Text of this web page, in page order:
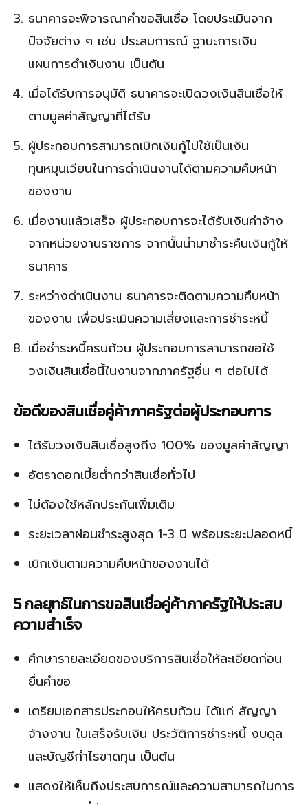
ธนาคารจะพิจารณาคำขอสินเชื่อ โดยประเมินจาก
ปัจจัยต่าง ๆ เช่น ประสบการณ์ ฐานะการเงิน
แผนการดำเงินงาน เป็นต้น
เมื่อได้รับการอนุมัติ ธนาคารจะเปิดวงเงินสินเชื่อให้
ตามมูลค่าสัญญาที่ได้รับ
ผู้ประกอบการสามารถเบิกเงินกู้ไปใช้เป็นเงิน
ทุนหมุนเวียนในการดำเนินงานได้ตามความคืบหน้า
ของงาน
เมื่องานแล้วเสร็จ ผู้ประกอบการจะได้รับเงินค่าจ้าง
จากหน่วยงานราชการ จากนั้นนำมาชำระคืนเงินกู้ให้
ธนาคาร
ระหว่างดำเนินงาน ธนาคารจะติดตามความคืบหน้า
ของงาน เพื่อประเมินความเสี่ยงและการชำระหนี้
เมื่อชำระหนี้ครบถ้วน ผู้ประกอบการสามารถขอใช้
วงเงินสินเชื่อนี้ในงานจากภาครัฐอื่น ๆ ต่อไปได้
ข้อดีของสินเชื่อคู่ค้าภาครัฐต่อผู้ประกอบการ
ได้รับวงเงินสินเชื่อสูงถึง 100% ของมูลค่าสัญญา
อัตราดอกเบี้ยต่ำกว่าสินเชื่อทั่วไป
ไม่ต้องใช้หลักประกันเพิ่มเติม
ระยะเวลาผ่อนชำระสูงสุด 1-3 ปี พร้อมระยะปลอดหนี้
เบิกเงินตามความคืบหน้าของงานได้
5 กลยุทธ์ในการขอสินเชื่อคู่ค้าภาครัฐให้ประสบ
ความสำเร็จ
ศึกษารายละเอียดของบริการสินเชื่อให้ละเอียดก่อน
ยื่นคำขอ
เตรียมเอกสารประกอบให้ครบถ้วน ได้แก่ สัญญา
จ้างงาน ใบเสร็จรับเงิน ประวัติการชำระหนี้ งบดุล
และบัญชีกำไรขาดทุน เป็นต้น
แสดงให้เห็นถึงประสบการณ์และความสามารถในการ